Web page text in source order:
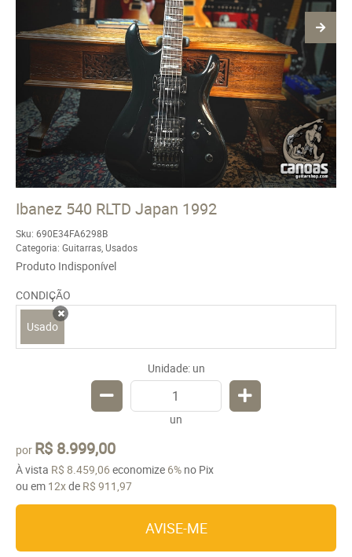
Ibanez 540 RLTD Japan 1992
Sku: 690E34FA6298B
Categoria: Guitarras Usados
Produto Indisponível
CONDIÇÃO
Usado
x
Unidade: un
un
por R$ 8.999,00
À vista R$ 8.459,06 economize 6% no Pix
ou em 12xde R$ 911,97
AVISE-ME